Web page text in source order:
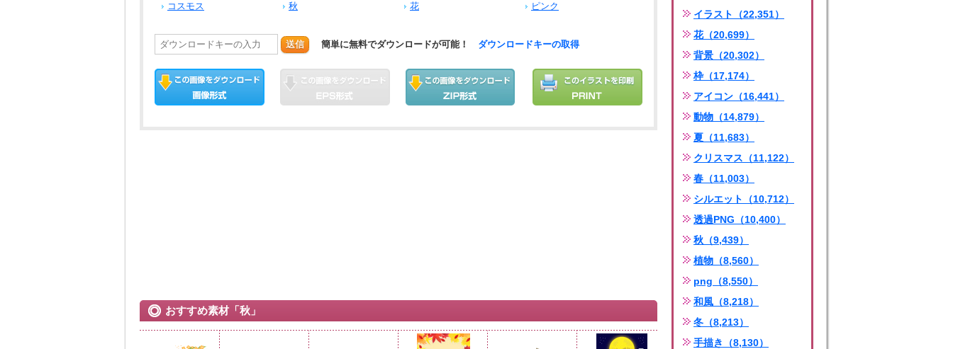
コスモス 秋 花 ピンク
送信 簡単に無料でダウンロードが可能！ ダウンロードキーの取得
おすすめ素材「秋」
イラスト（22,351）
花（20,699）
背景（20,302）
枠（17,174）
アイコン（16,441）
動物（14,879）
夏（11,683）
クリスマス（11,122）
春（11,003）
シルエット（10,712）
透過PNG（10,400）
秋（9,439）
植物（8,560）
png（8,550）
和風（8,218）
冬（8,213）
手描き（8,130）